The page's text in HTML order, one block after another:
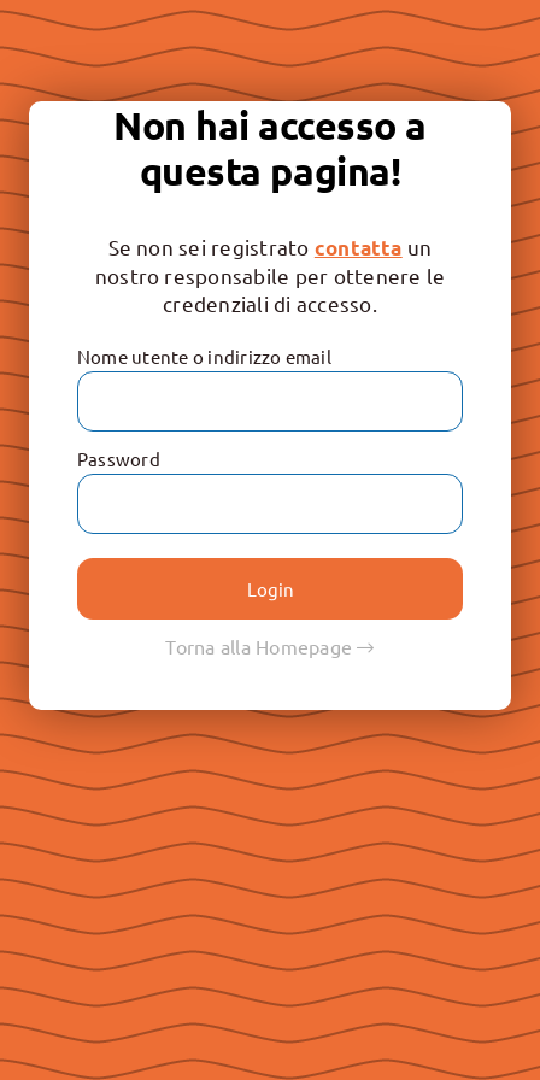
Non hai accesso a
questa pagina!
Se non sei registrato contatta un
nostro responsabile per ottenere le
credenziali di accesso.
Nome utente o indirizzo email
Password
Torna alla Homepage
Essere “buona stampa” per
continuare a promuovere la
libertà e il rispetto dei valori
irrinunciabili: Vita, Famiglia e
Don Paolo Albera
Don Pietro Ricaldone
Don Renato Ziggiotti
Le Raccolte
Don Egidio Viganò
Don Juan E. Vecchi
Don Pasqual V. Chavez
Don Ángel F. Artime
Don Fabio Attard
Social
Seguici su Facebook
Seguici su Instagram
Seguici su YouTube